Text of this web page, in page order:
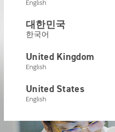
English
대한민국
한국어
United Kingdom
English
United States
English
— et ce qui a fait
leader d'une
Voir la vidéo